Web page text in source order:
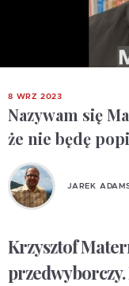
8 WRZ 2023
Nazywam się
że nie będę
JAREK
Krzysztof
przedwyborczy.